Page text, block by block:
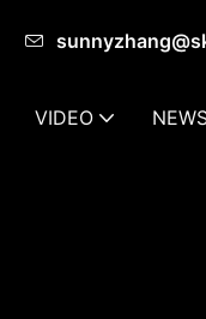
VIDEO